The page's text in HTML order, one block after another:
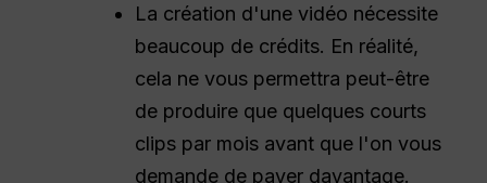
La création d'une vidéo nécessite
beaucoup de crédits. En réalité,
cela ne vous permettra peut-être
de produire que quelques courts
clips par mois avant que l'on vous
demande de payer davantage.